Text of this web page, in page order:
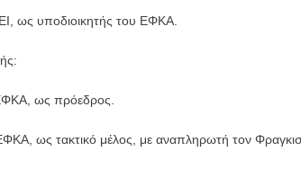
ως υποδιοικητής του ΕΦΚΑ.
ως πρόεδρος.
ως τακτικό μέλος, με αναπληρωτή τον